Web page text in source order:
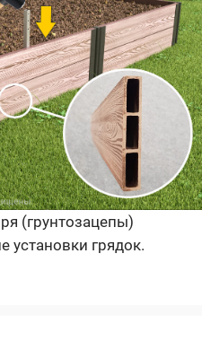
(грунтозацепы)
установки грядок.